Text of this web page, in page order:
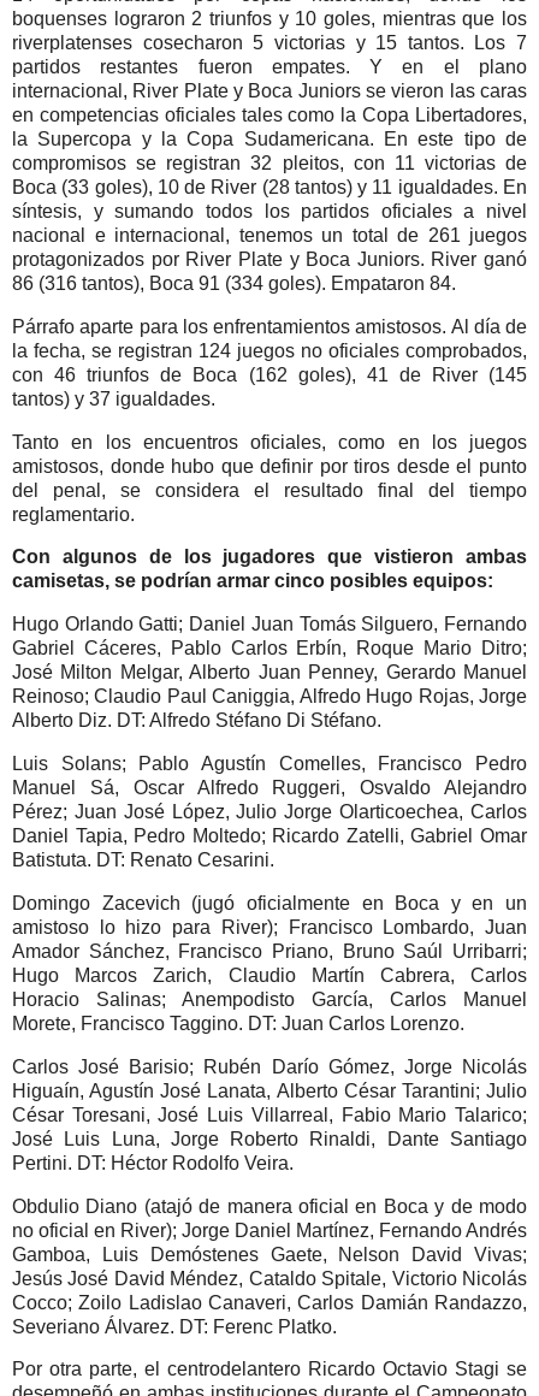
boquenses lograron 2 triunfos y 10 goles, mientras que los
riverplatenses cosecharon 5 victorias y 15 tantos. Los 7
partidos restantes fueron empates. Y en el plano
internacional, River Plate y Boca Juniors se vieron las caras
en competencias oficiales tales como la Copa Libertadores,
la Supercopa y la Copa Sudamericana. En este tipo de
compromisos se registran 32 pleitos, con 11 victorias de
Boca (33 goles), 10 de River (28 tantos) y 11 igualdades. En
síntesis, y sumando todos los partidos oficiales a nivel
nacional e internacional, tenemos un total de 261 juegos
protagonizados por River Plate y Boca Juniors. River ganó
86 (316 tantos), Boca 91 (334 goles). Empataron 84.
Párrafo aparte para los enfrentamientos amistosos. Al día de
la fecha, se registran 124 juegos no oficiales comprobados,
con 46 triunfos de Boca (162 goles), 41 de River (145
tantos) y 37 igualdades.
Tanto en los encuentros oficiales, como en los juegos
amistosos, donde hubo que definir por tiros desde el punto
del penal, se considera el resultado final del tiempo
reglamentario.
Con algunos de los jugadores que vistieron ambas
camisetas, se podrían armar cinco posibles equipos:
Hugo Orlando Gatti; Daniel Juan Tomás Silguero, Fernando
Gabriel Cáceres, Pablo Carlos Erbín, Roque Mario Ditro;
José Milton Melgar, Alberto Juan Penney, Gerardo Manuel
Reinoso; Claudio Paul Caniggia, Alfredo Hugo Rojas, Jorge
Alberto Diz. DT: Alfredo Stéfano Di Stéfano.
Luis Solans; Pablo Agustín Comelles, Francisco Pedro
Manuel Sá, Oscar Alfredo Ruggeri, Osvaldo Alejandro
Pérez; Juan José López, Julio Jorge Olarticoechea, Carlos
Daniel Tapia, Pedro Moltedo; Ricardo Zatelli, Gabriel Omar
Batistuta. DT: Renato Cesarini.
Domingo Zacevich (jugó oficialmente en Boca y en un
amistoso lo hizo para River); Francisco Lombardo, Juan
Amador Sánchez, Francisco Priano, Bruno Saúl Urribarri;
Hugo Marcos Zarich, Claudio Martín Cabrera, Carlos
Horacio Salinas; Anempodisto García, Carlos Manuel
Morete, Francisco Taggino. DT: Juan Carlos Lorenzo.
Carlos José Barisio; Rubén Darío Gómez, Jorge Nicolás
Higuaín, Agustín José Lanata, Alberto César Tarantini; Julio
César Toresani, José Luis Villarreal, Fabio Mario Talarico;
José Luis Luna, Jorge Roberto Rinaldi, Dante Santiago
Pertini. DT: Héctor Rodolfo Veira.
Obdulio Diano (atajó de manera oficial en Boca y de modo
no oficial en River); Jorge Daniel Martínez, Fernando Andrés
Gamboa, Luis Demóstenes Gaete, Nelson David Vivas;
Jesús José David Méndez, Cataldo Spitale, Victorio Nicolás
Cocco; Zoilo Ladislao Canaveri, Carlos Damián Randazzo,
Severiano Álvarez. DT: Ferenc Platko.
Por otra parte, el centrodelantero Ricardo Octavio Stagi se